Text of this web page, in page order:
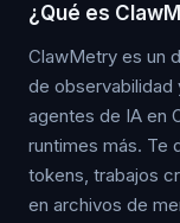
¿Qué es
ClawMetry es un
de observabilidad
agentes de IA en
runtimes más. Te
tokens, trabajos
en archivos de